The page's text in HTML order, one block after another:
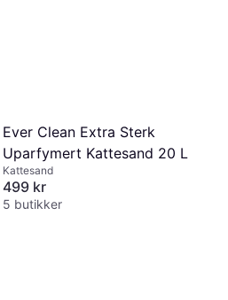
Ever Clean Extra Sterk
Uparfymert Kattesand 20 L
Kattesand
499 kr
5 butikker